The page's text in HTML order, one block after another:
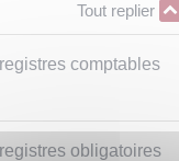
Tout replier
comptables
obligatoires